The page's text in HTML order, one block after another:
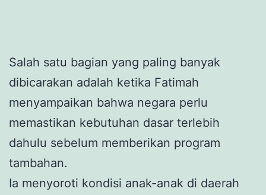
Salah satu bagian yang paling banyak
dibicarakan adalah ketika Fatimah
menyampaikan bahwa negara perlu
memastikan kebutuhan dasar terlebih
dahulu sebelum memberikan program
tambahan.
Ia menyoroti kondisi anak-anak di daerah